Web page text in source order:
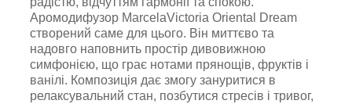
Аромодифузор MarcelaVictoria Oriental Dream
створений саме для цього. Він миттєво та
надовго наповнить простір дивовижною
симфонією, що грає нотами прянощів, фруктів і
ванілі. Композиція дає змогу зануритися в
релаксувальний стан, позбутися стресів і тривог,